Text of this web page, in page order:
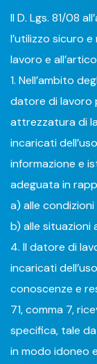
Il D. Lgs. 81/08
l’utilizzo sicuro
lavoro e
1. Nell’ambito
datore di lavoro
attrezzatura di
incaricati
informazione e
adeguata in
a) alle
b) alle situazioni
4. Il datore di
incaricati
conoscenze e
71, comma 7,
specifica, tale
in modo idoneo